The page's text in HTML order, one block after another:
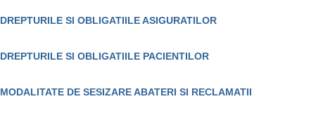
DREPTURILE SI OBLIGATIILE ASIGURATILOR
DREPTURILE SI OBLIGATIILE PACIENTILOR
MODALITATE DE SESIZARE ABATERI SI RECLAMATII